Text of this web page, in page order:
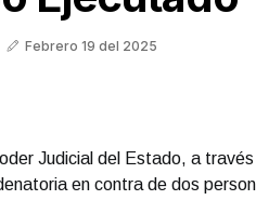
Febrero 19 del 2025
Judicial del Estado, a
en contra de dos